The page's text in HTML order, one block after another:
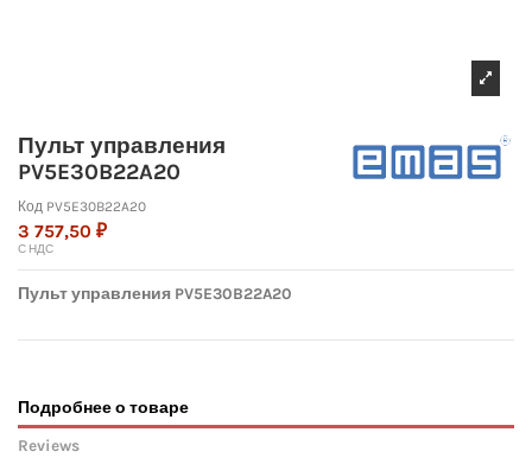
Пульт управления
PV5E30B22A20
Код PV5E30B22A20
3 757,50 ₽
С НДС
Пульт управления PV5E30B22A20
Подробнее о товаре
Reviews